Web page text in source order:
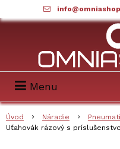
Menu
Úvod Náradie
Uťahovák rázový s